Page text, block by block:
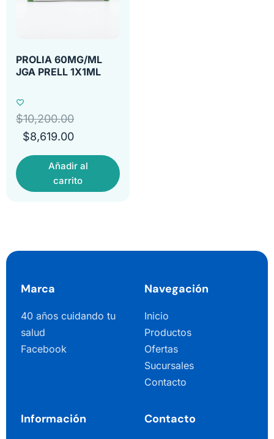
PROLIA 60MG/ML
JGA PRELL 1X1ML
$10,200.00
$8,619.00
Añadir al
carrito
Marca
40 años cuidando tu
salud
Facebook
Navegación
Inicio
Productos
Ofertas
Sucursales
Contacto
Información Contacto